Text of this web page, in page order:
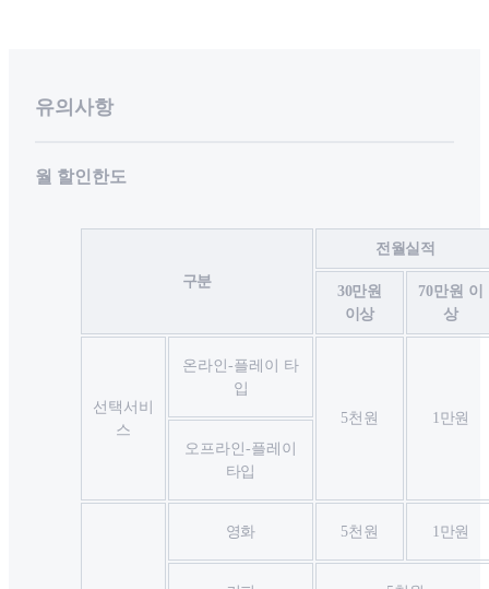
유의사항
월 할인한도
구분
전월실적
30만원
이상
70만원 이
상
선택서비
스
온라인-플레이 타
입
5천원
1만원
오프라인-플레이
타입
영화 5천원 1만원